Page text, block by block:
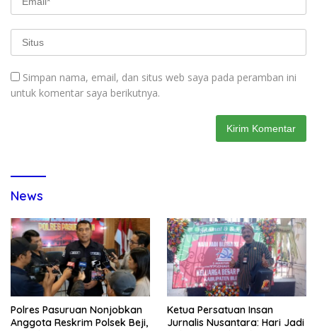
Simpan nama, email, dan situs web saya pada peramban ini
untuk komentar saya berikutnya.
News
Polres Pasuruan Nonjobkan
Anggota Reskrim Polsek Beji,
Ketua Persatuan Insan
Jurnalis Nusantara: Hari Jadi